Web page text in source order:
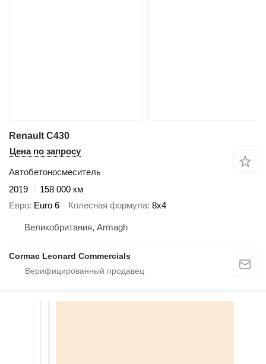
Renault C430
Цена по запросу
Автобетоносмеситель
2019
158 000 км
Евро Euro 6 Колесная формула 8x4
Великобритания, Armagh
Cormac Leonard Commercials